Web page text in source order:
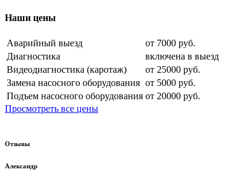
Наши цены
Аварийный выезд
от 7000 руб.
Диагностика
включена в выезд
Видеодиагностика (каротаж)
от 25000 руб.
Замена насосного оборудования от 5000 руб.
Подъем насосного оборудования от 20000 руб.
Просмотреть все цены
Отзывы
Александр